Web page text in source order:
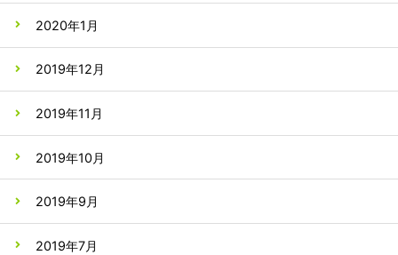
2020年1月
2019年12月
2019年11月
2019年10月
2019年9月
2019年7月